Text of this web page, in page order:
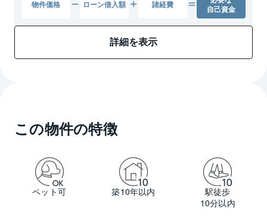
物件価格 ローン借入額 諸経費
自己資金
詳細を表示
この物件の特徴
ペット可 築10年以内
駅徒歩
10分以内